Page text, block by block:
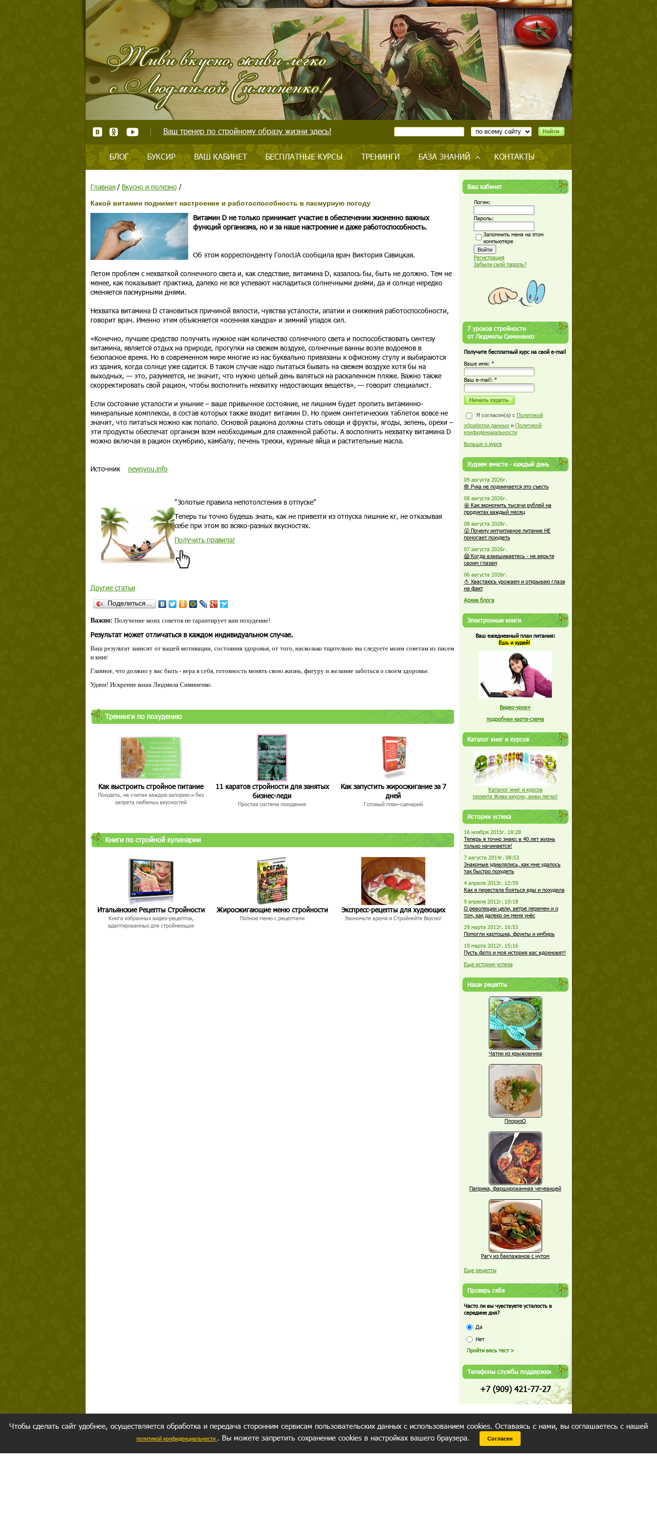
Ваш тренер по стройному образу жизни здесь!
БЛОГ БУКСИР ВАШ КАБИНЕТ БЕСПЛАТНЫЕ КУРСЫ ТРЕНИНГИ БАЗА ЗНАНИЙ КОНТАКТЫ
Главная/ Вкусно и полезно/
Какой витамин поднимет настроение и работоспособность в пасмурную погоду
Витамин D не только принимает участие в обеспечении жизненно важных
функций организма, но и за наше настроение и даже работоспособность.
Об этом корреспонденту ГолосUA сообщила врач Виктория Савицкая.
Летом проблем с нехваткой солнечного света и, как следствие, витамина D, казалось бы, быть не должно. Тем не
менее, как показывает практика, далеко не все успевают насладиться солнечными днями, да и солнце нередко
сменяется пасмурными днями.
Нехватка витамина D становиться причиной вялости, чувства усталости, апатии и снижения работоспособности,
говорит врач. Именно этим объясняется «осенняя хандра» и зимний упадок сил.
«Конечно, лучшее средство получить нужное нам количество солнечного света и поспособствовать синтезу
витамина, является отдых на природе, прогулки на свежем воздухе, солнечные ванны возле водоемов в
безопасное время. Но в современном мире многие из нас буквально привязаны к офисному стулу и выбираются
из здания, когда солнце уже садится. В таком случае надо пытаться бывать на свежем воздухе хотя бы на
выходных, — это, разумеется, не значит, что нужно целый день валяться на раскаленном пляже. Важно также
скорректировать свой рацион, чтобы восполнить нехватку недостающих веществ», — говорит специалист.
Если состояние усталости и уныние – ваше привычное состояние, не лишним будет пропить витаминно-
минеральные комплексы, в состав которых также входит витамин D. Но прием синтетических таблеток вовсе не
значит, что питаться можно как попало. Основой рациона должны стать овощи и фрукты, ягоды, зелень, орехи –
эти продукты обеспечат организм всем необходимым для слаженной работы. А восполнить нехватку витамина D
можно включая в рацион скумбрию, камбалу, печень трески, куриные яйца и растительные масла.
Источник newsyou.info
"Золотые правила непотолстения в отпуске"
Теперь ты точно будешь знать, как не привезти из отпуска лишние кг, не отказывая
себе при этом во всяко-разных вкусностях.
Получить правила!
Другие статьи
Поделиться…
Важно: Получение моих советов не гарантирует вам похудение!
Результат может отличаться в каждом индивидуальном случае.
Ваш результат зависит от вашей мотивации, состояния здоровья, от того, насколько тщательно вы следуете моим советам из писем
и книг.
Главное, что должно у вас быть - вера в себя, готовность менять свою жизнь, фигуру и желание заботься о своем здоровье.
Удачи! Искренне ваша Людмила Симиненко.
Тренинги по похудению
Как выстроить стройное питание
Похудеть, не считая каждую калорию и без
запрета любимых вкусностей
11 каратов стройности для занятых
бизнес-леди
Простая система похудения
Как запустить жиросжигание за 7
дней
Готовый план-сценарий
Книги по стройной кулинарии
Итальянские Рецепты Стройности
Книга избранных видео-рецептов,
адаптированных для стройнеющих
Жиросжигающие меню стройности
Полное меню с рецептами
Экспресс-рецепты для худеющих
Экономьте время и Стройнейте Вкусно!
Ваш кабинет
Логин:
Пароль:
Запомнить меня на этом
компьютере
Регистрация
Забыли свой пароль?
7 уроков стройности
от Людмилы Симиненко
Получите бесплатный курс на свой e-mail
Ваше имя: *
Ваш е-mail: *
Я согласен(а) с Политикой
обработки данных и Политикой
конфиденциальности
Больше о курсе
Худеем вместе - каждый день
09 августа 2026г.
🙈 Рука не поднимается это съесть
08 августа 2026г.
🤩 Как экономить тысячи рублей на
продуктах каждый месяц
08 августа 2026г.
😮 Почему интуитивное питание НЕ
помогает похудеть
07 августа 2026г.
😱 Когда взвешиваетесь - не верьте
своим глазам
06 августа 2026г.
🍅 Хвастаюсь урожаем и открываю глаза
на факт
Архив блога
Электронные книги
Ваш ежедневный план питания:
Ешь и худей!
Видео-урок+
подробная карта-схема
Каталог книг и курсов
Каталог книг и курсов
проекта Живи вкусно, живи легко!
Истории успеха
16 ноября 2015г. 18:28
Теперь я точно знаю: в 40 лет жизнь
только начинается!
7 августа 2014г. 08:53
Знакомые удивлялись, как мне удалось
так быстро похудеть
4 апреля 2013г. 12:59
Как я перестала бояться еды и похудела
9 апреля 2012г. 10:18
О революции цели, ветре перемен и о
том, как далеко он меня унёс
29 марта 2012г. 16:53
Помогли картошка, фрукты и имбирь
19 марта 2012г. 15:16
Пусть фото и моя история вас вдохновят!
Еще истории успеха
Наши рецепты
Чатни из крыжовника
ПлоризО
Паприка, фаршированная чечевицей
Рагу из баклажанов с нутом
Еще рецепты
Проверь себя
Часто ли вы чувствуете усталость в
середине дня?
Да
Нет
Телефоны службы поддержки
+7 (909) 421-77-27
Чтобы сделать сайт удобнее, осуществляется обработка и передача сторонним сервисам пользовательских данных с использованием cookies. Оставаясь с нами, вы соглашаетесь с нашей
политикой конфиденциальности . Вы можете запретить сохранение cookies в настройках вашего браузера. Согласен